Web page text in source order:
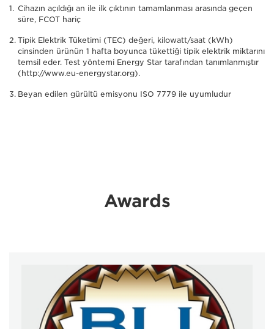
Cihazın açıldığı an ile ilk çıktının tamamlanması arasında geçen
süre, FCOT hariç
Tipik Elektrik Tüketimi (TEC) değeri, kilowatt/saat (kWh)
cinsinden ürünün 1 hafta boyunca tükettiği tipik elektrik miktarını
temsil eder. Test yöntemi Energy Star tarafından tanımlanmıştır
(http://www.eu-energystar.org).
Beyan edilen gürültü emisyonu ISO 7779 ile uyumludur
Awards